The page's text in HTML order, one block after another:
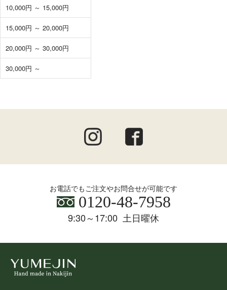
10,000円 ～ 15,000円
15,000円 ～ 20,000円
20,000円 ～ 30,000円
30,000円 ～
お電話でもご注文やお問合せが可能です
0120-48-7958
9:30～17:00 土日曜休